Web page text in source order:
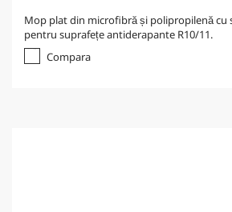
Mop plat din microfibră și polipropilenă cu
pentru suprafețe antiderapante R10/11.
Compara